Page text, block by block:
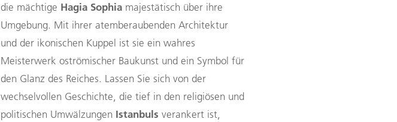
die mächtige Hagia Sophia majestätisch über ihre
Umgebung. Mit ihrer atemberaubenden Architektur
und der ikonischen Kuppel ist sie ein wahres
Meisterwerk oströmischer Baukunst und ein Symbol für
den Glanz des Reiches. Lassen Sie sich von der
wechselvollen Geschichte, die tief in den religiösen und
politischen Umwälzungen Istanbuls verankert ist,